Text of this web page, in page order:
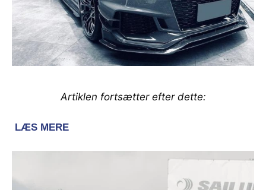
Artiklen fortsætter efter dette: